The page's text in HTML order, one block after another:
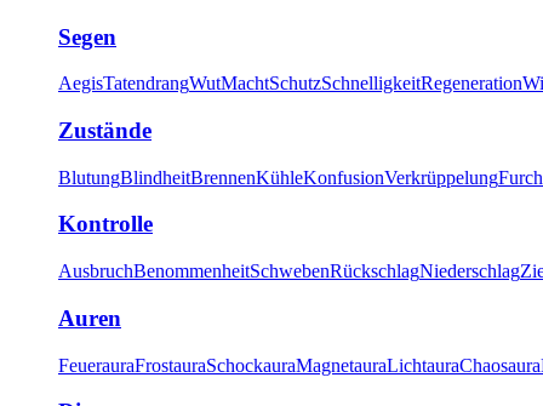
Segen
AegisTatendrangWutMachtSchutzSchnelligkeitRegeneration
Zustände
BlutungBlindheitBrennenKühleKonfusionVerkrüppelung
Kontrolle
AusbruchBenommenheitSchwebenRückschlagNiederschlag
Auren
FeuerauraFrostauraSchockauraMagnetauraLichtauraChaosaura